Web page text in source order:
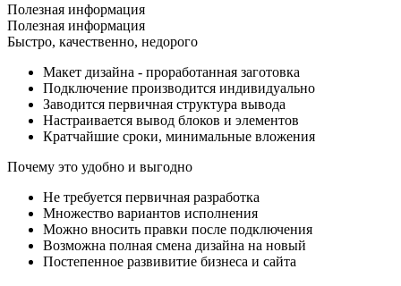
Полезная информация
Полезная информация
Быстро, качественно, недорого
Макет дизайна - проработанная заготовка
Подключение производится индивидуально
Заводится первичная структура вывода
Настраивается вывод блоков и элементов
Кратчайшие сроки, минимальные вложения
Почему это удобно и выгодно
Не требуется первичная разработка
Множество вариантов исполнения
Можно вносить правки после подключения
Возможна полная смена дизайна на новый
Постепенное развивитие бизнеса и сайта